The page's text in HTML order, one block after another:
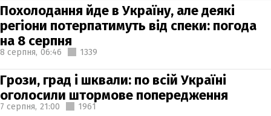
Похолодання йде в Україну, але деякі
регіони потерпатимуть від спеки: погода
на 8 серпня
8 серпня, 06:46 1339
Грози, град і шквали: по всій Україні
оголосили штормове попередження
7 серпня, 21:00 1961